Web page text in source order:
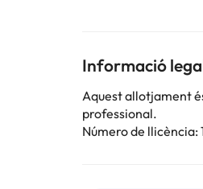
Informació
Aquest allotjament
professional.
Número de llicència: